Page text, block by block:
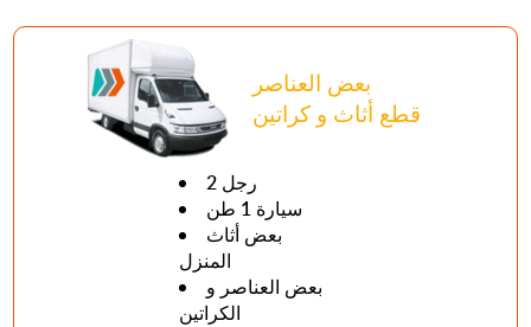
بعض العناصر
قطع أثاث و كراتين
2 رجل
سيارة 1 طن
بعض أثاث
المنزل
بعض العناصر و
الكراتين